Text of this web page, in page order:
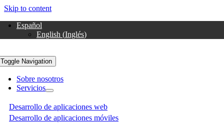
Skip to content
Español
English (Inglés)
Toggle Navigation
Sobre nosotros
Servicios
Desarrollo de aplicaciones web
Desarrollo de aplicaciones móviles